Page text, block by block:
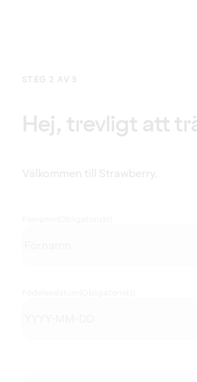
STEG 2 AV 5
Hej, trevligt att
Välkommen till Strawberry.